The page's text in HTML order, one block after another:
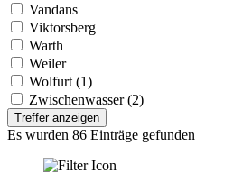
Vandans
Viktorsberg
Warth
Weiler
Wolfurt (1)
Zwischenwasser (2)
Treffer anzeigen
Es wurden 86 Einträge gefunden